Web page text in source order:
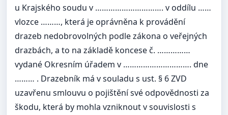
u Krajského soudu v …………………………. v oddílu ……
vlozce ………, která je oprávněna k provádění
drazeb nedobrovolných podle zákona o veřejných
drazbách, a to na základě koncese č. ……………
vydané Okresním úřadem v …………………………. dne
……… . Drazebník má v souladu s ust. § 6 ZVD
uzavřenu smlouvu o pojištění své odpovědnosti za
škodu, která by mohla vzniknout v souvislosti s